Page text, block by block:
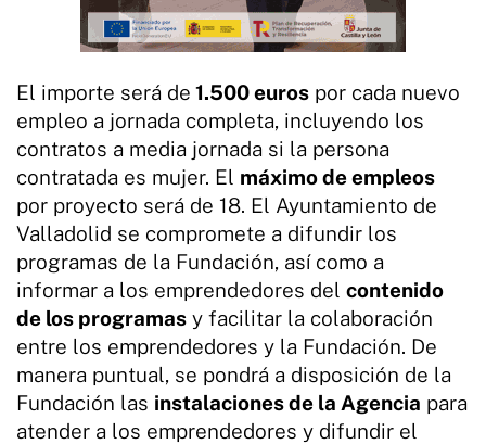
El importe será de 1.500 euros por cada nuevo
empleo a jornada completa, incluyendo los
contratos a media jornada si la persona
contratada es mujer. El máximo de empleos
por proyecto será de 18. El Ayuntamiento de
Valladolid se compromete a difundir los
programas de la Fundación, así como a
informar a los emprendedores del contenido
de los programas y facilitar la colaboración
entre los emprendedores y la Fundación. De
manera puntual, se pondrá a disposición de la
Fundación las instalaciones de la Agencia para
atender a los emprendedores y difundir el